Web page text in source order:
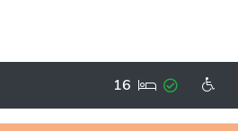
afgestemd op het comfort en
te waarborgen, terwijl
gezelligheid en autonomie, met
actief te houden. Deze plek
een aangename ervaring
16